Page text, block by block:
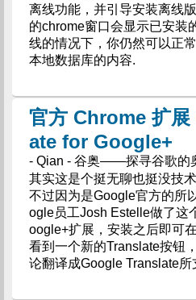
离线功能，并引导安装离线
的chrome窗口会显示已安装
线的情况下，你仍然可以正
本地数据库的内容.
官方 Chrome 扩
ate for Google+
- Qian - 谷奥——探寻谷歌的
其实这是个挺无聊也挺没技
不过因为是Google官方的所
ogle员工Josh Estelle做了这
oogle+扩展，安装之后即可
看到一个新的Translate按钮
论翻译成Google Translate所